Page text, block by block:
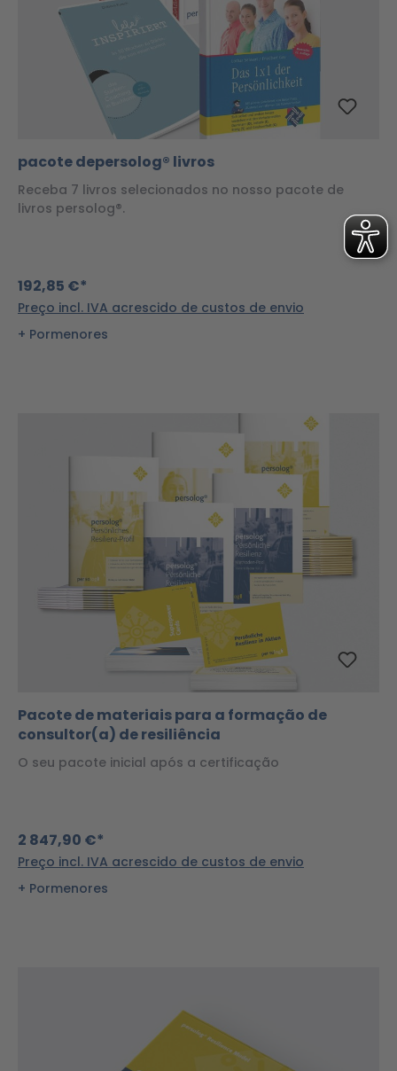
pacote depersolog® livros
Receba 7 livros selecionados no nosso pacote de
livros persolog®.
192,85 €*
Preço incl. IVA acrescido de custos de envio
Pormenores
Pacote de materiais para a formação de
consultor(a) de resiliência
O seu pacote inicial após a certificação
2 847,90 €*
Preço incl. IVA acrescido de custos de envio
Pormenores